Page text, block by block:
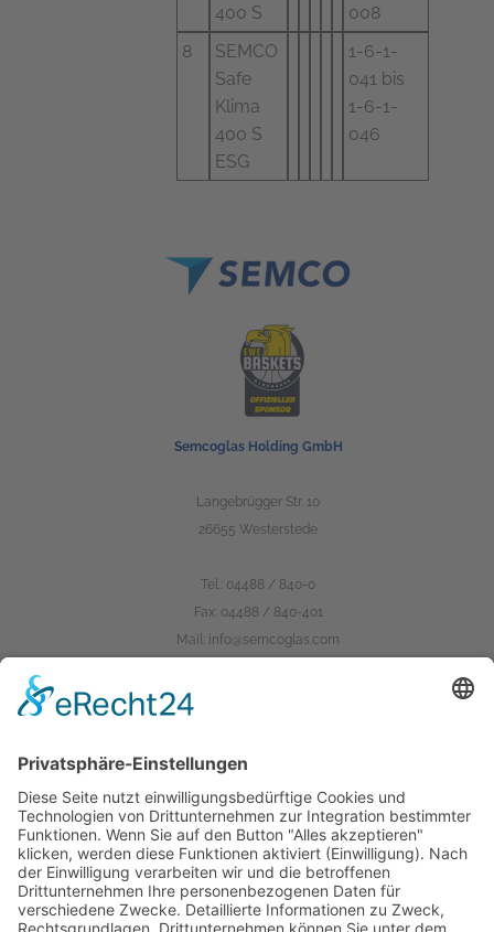
400 S
008
8
SEMCO
Safe
Klima
400 S
ESG
1-6-1-
041 bis
1-6-1-
046
Semcoglas Holding GmbH
Langebrügger Str. 10
26655 Westerstede
Tel.: 04488 / 840-0
Fax: 04488 / 840-401
Mail: info@semcoglas.com
scanglas.dk
hoffmannglas.de
Karriere bei Semco
Karriere
Ausbildung